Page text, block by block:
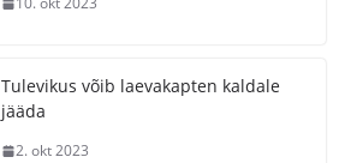
Tulevikus võib laevakapten kaldale
jääda
2. okt 2023